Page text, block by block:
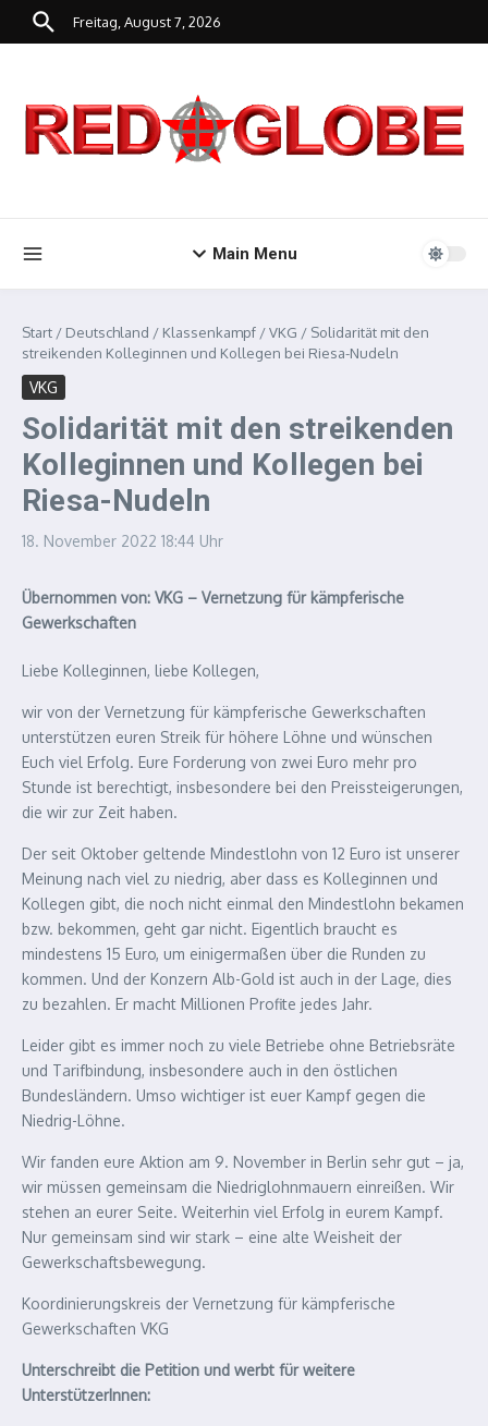
Zum Inhalt springen
Freitag, August 7, 2026
Main Menu
Start / Deutschland / Klassenkampf /VKG / Solidarität mit den
streikenden Kolleginnen und Kollegen bei Riesa-Nudeln
VKG
Solidarität mit den streikenden
Kolleginnen und Kollegen bei
Riesa-Nudeln
18. November 2022 18:44 Uhr
Übernommen von: VKG – Vernetzung für kämpferische
Gewerkschaften
Liebe Kolleginnen, liebe Kollegen,
wir von der Vernetzung für kämpferische Gewerkschaften
unterstützen euren Streik für höhere Löhne und wünschen
Euch viel Erfolg. Eure Forderung von zwei Euro mehr pro
Stunde ist berechtigt, insbesondere bei den Preissteigerungen,
die wir zur Zeit haben.
Der seit Oktober geltende Mindestlohn von 12 Euro ist unserer
Meinung nach viel zu niedrig, aber dass es Kolleginnen und
Kollegen gibt, die noch nicht einmal den Mindestlohn bekamen
bzw. bekommen, geht gar nicht. Eigentlich braucht es
mindestens 15 Euro, um einigermaßen über die Runden zu
kommen. Und der Konzern Alb-Gold ist auch in der Lage, dies
zu bezahlen. Er macht Millionen Profite jedes Jahr.
Leider gibt es immer noch zu viele Betriebe ohne Betriebsräte
und Tarifbindung, insbesondere auch in den östlichen
Bundesländern. Umso wichtiger ist euer Kampf gegen die
Niedrig-Löhne.
Wir fanden eure Aktion am 9. November in Berlin sehr gut – ja,
wir müssen gemeinsam die Niedriglohnmauern einreißen. Wir
stehen an eurer Seite. Weiterhin viel Erfolg in eurem Kampf.
Nur gemeinsam sind wir stark – eine alte Weisheit der
Gewerkschaftsbewegung.
Koordinierungskreis der Vernetzung für kämpferische
Gewerkschaften VKG
Unterschreibt die Petition und werbt für weitere
UnterstützerInnen: